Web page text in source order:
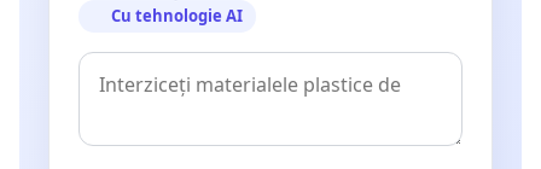
Cu tehnologie AI